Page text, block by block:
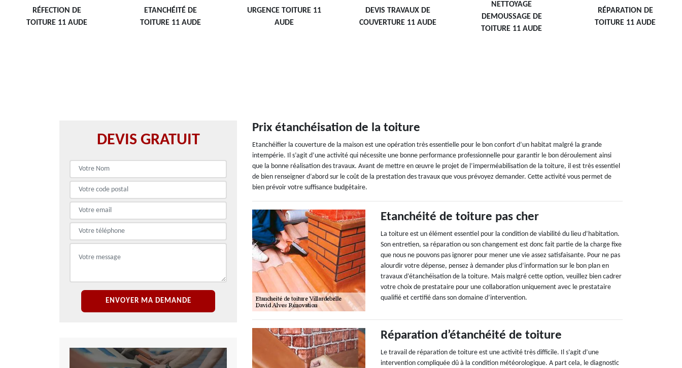
RÉFECTION DE
TOITURE 11 AUDE
ETANCHÉITÉ DE
TOITURE 11 AUDE
URGENCE TOITURE 11
AUDE
DEVIS TRAVAUX DE
COUVERTURE 11 AUDE
NETTOYAGE
DEMOUSSAGE DE
TOITURE 11 AUDE
RÉPARATION DE
TOITURE 11 AUDE
DEVIS GRATUIT
Prix étanchéisation de la toiture
Etanchéifier la couverture de la maison est une opération très essentielle pour le bon confort d’un habitat malgré la grande
intempérie. Il s’agit d’une activité qui nécessite une bonne performance professionnelle pour garantir le bon déroulement ainsi
que la bonne réalisation des travaux. Avant de mettre en œuvre le projet de l’imperméabilisation de la toiture, il est très essentiel
de bien renseigner d’abord sur le coût de la prestation des travaux que vous prévoyez demander. Cette activité vous permet de
bien prévoir votre suffisance budgétaire.
Etanchéité de toiture pas cher
La toiture est un élément essentiel pour la condition de viabilité du lieu d’habitation.
Son entretien, sa réparation ou son changement est donc fait partie de la charge fixe
que nous ne pouvons pas ignorer pour mener une vie assez satisfaisante. Pour ne pas
alourdir votre dépense, pensez à demander plus d’information sur le bon plan en
travaux d’étanchéisation de la toiture. Mais malgré cette option, veuillez bien cadrer
votre choix de prestataire pour une collaboration uniquement avec le prestataire
qualifié et certifié dans son domaine d’intervention.
Réparation d’étanchéité de toiture
Le travail de réparation de toiture est une activité très difficile. Il s’agit d’une
intervention compliquée dû à la condition météorologique. A part cela, le diagnostic